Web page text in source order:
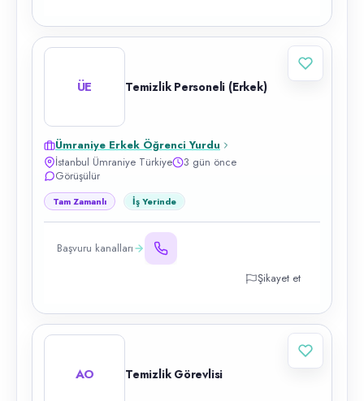
ÜE Temizlik Personeli (Erkek)
Ümraniye Erkek Öğrenci Yurdu
İstanbul Ümraniye Türkiye
3 gün önce
Görüşülür
Tam Zamanlı İş Yerinde
Başvuru kanalları
Şikayet et
AO Temizlik Görevlisi